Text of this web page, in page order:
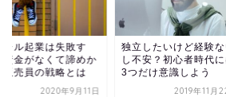
レル起業は失敗す
資金がなくて諦めか
販売員の戦略とは
2020年9月11日
独立したいけど経験
し不安？初心者時代に
3つだけ意識しよう
2019年11月